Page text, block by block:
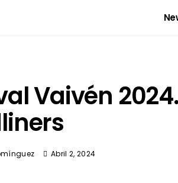
Vaivén
Abril 2, 2024